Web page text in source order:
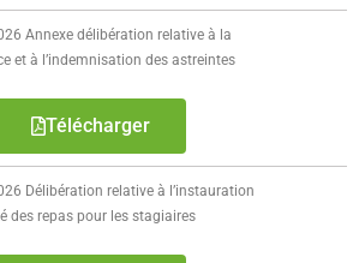
Annexe délibération relative à la
et à l’indemnisation des astreintes
Télécharger
Délibération relative à l’instauration
des repas pour les stagiaires